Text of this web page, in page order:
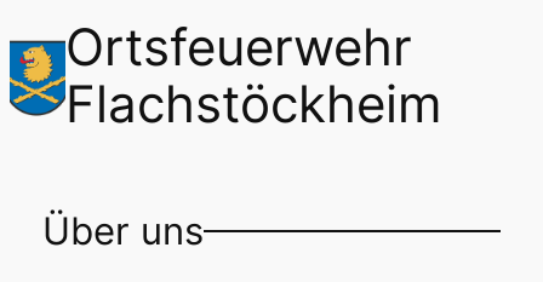
Ortsfeuerwehr
Flachstöckheim
Über uns